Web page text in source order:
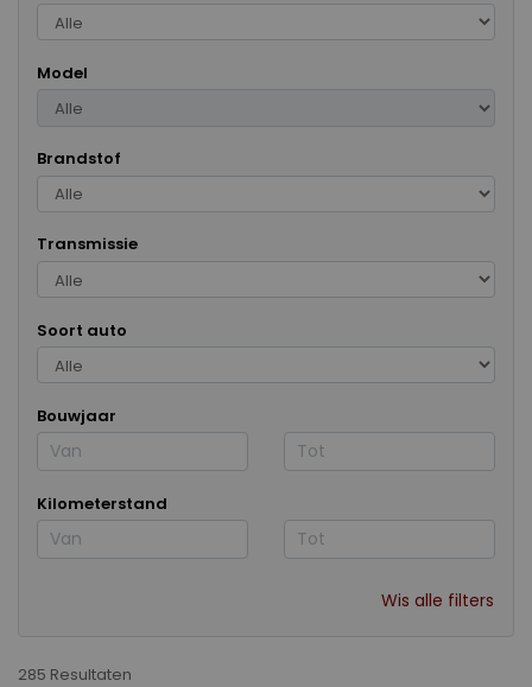
Model
Brandstof
Transmissie
Soort auto
Bouwjaar
Kilometerstand
Wis alle filters
285 Resultaten